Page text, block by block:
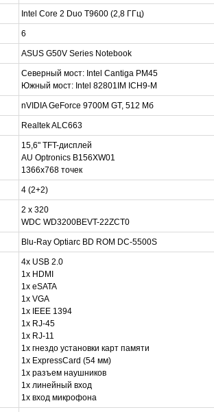
Intel Core 2 Duo T9600 (2,8 ГГц)
6
ASUS G50V Series Notebook
Северный мост: Intel Cantiga PM45
Южный мост: Intel 82801IM ICH9-M
nVIDIA GeForce 9700M GT, 512 Мб
Realtek ALC663
15,6" TFT-дисплей
AU Optronics B156XW01
1366x768 точек
4 (2+2)
2 x 320
WDC WD3200BEVT-22ZCT0
Blu-Ray Optiarc BD ROM DC-5500S
4х USB 2.0
1х HDMI
1x eSATA
1x VGA
1х IEEE 1394
1х RJ-45
1x RJ-11
1x гнездо установки карт памяти
1х ExpressCard (54 мм)
1х разъем наушников
1х линейный вход
1х вход микрофона